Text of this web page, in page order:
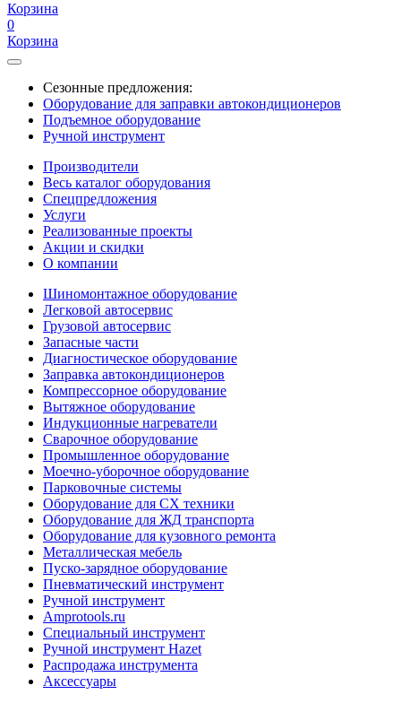
Корзина
0
Корзина
Сезонные предложения:
Оборудование для заправки автокондиционеров
Подъемное оборудование
Ручной инструмент
Производители
Весь каталог оборудования
Спецпредложения
Услуги
Реализованные проекты
Акции и скидки
О компании
Шиномонтажное оборудование
Легковой автосервис
Грузовой автосервис
Запасные части
Диагностическое оборудование
Заправка автокондиционеров
Компрессорное оборудование
Вытяжное оборудование
Индукционные нагреватели
Сварочное оборудование
Промышленное оборудование
Моечно-уборочное оборудование
Парковочные системы
Оборудование для СХ техники
Оборудование для ЖД транспорта
Оборудование для кузовного ремонта
Металлическая мебель
Пуско-зарядное оборудование
Пневматический инструмент
Ручной инструмент
Amprotools.ru
Специальный инструмент
Ручной инструмент Hazet
Распродажа инструмента
Аксессуары